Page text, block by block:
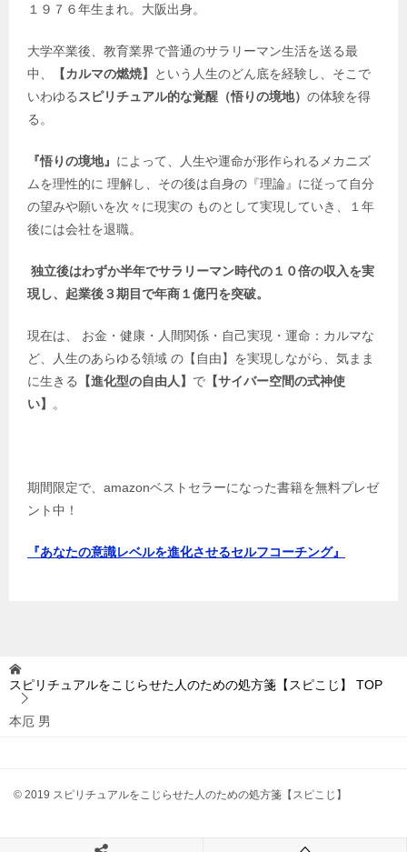
１９７６年生まれ。大阪出身。
大学卒業後、教育業界で普通のサラリーマン生活を送る最
中、
【カルマの燃焼】
という人生のどん底を経験し、そこで
いわゆるスピリチュアル的な覚醒（悟りの境地） の体験を得
る。
『悟りの境地』 によって、人生や運命が形作られるメカニズ
ムを理性的に 理解し、その後は自身の『理論』に従って自分
の望みや願いを次々に現実の ものとして実現していき、１年
後には会社を退職。
独立後はわずか半年でサラリーマン時代の１０倍の収入を実
現し、起業後３期目で年商１億円を突破。
現在は、 お金・健康・人間関係・自己実現・運命：カルマな
ど、人生のあらゆる領域 の【自由】を実現しながら、気まま
に生きる
【進化型の自由人】 で 【サイバー空間の式神使
い】 。
期間限定で、amazonベストセラーになった書籍を無料プレゼ
ント中！
『あなたの意識レベルを進化させるセルフコーチング』
スピリチュアルをこじらせた人のための処方箋【スピこじ】 TOP
本厄 男
© 2019 スピリチュアルをこじらせた人のための処方箋【スピこじ】